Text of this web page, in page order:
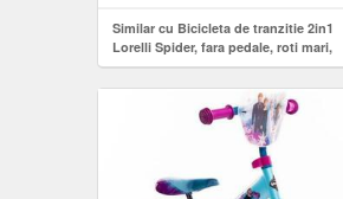
Similar cu Bicicleta de tranzitie 2in1
Lorelli Spider, fara pedale, roti mari,
Bej